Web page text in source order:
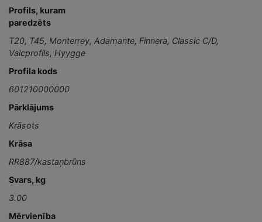
Profils, kuram
paredzēts
T20, T45, Monterrey, Adamante, Finnera, Classic C/D,
Valcprofils, Hyygge
Profila kods
601210000000
Pārklājums
Krāsots
Krāsa
RR887/kastaņbrūns
Svars, kg
3.00
Mērvienība